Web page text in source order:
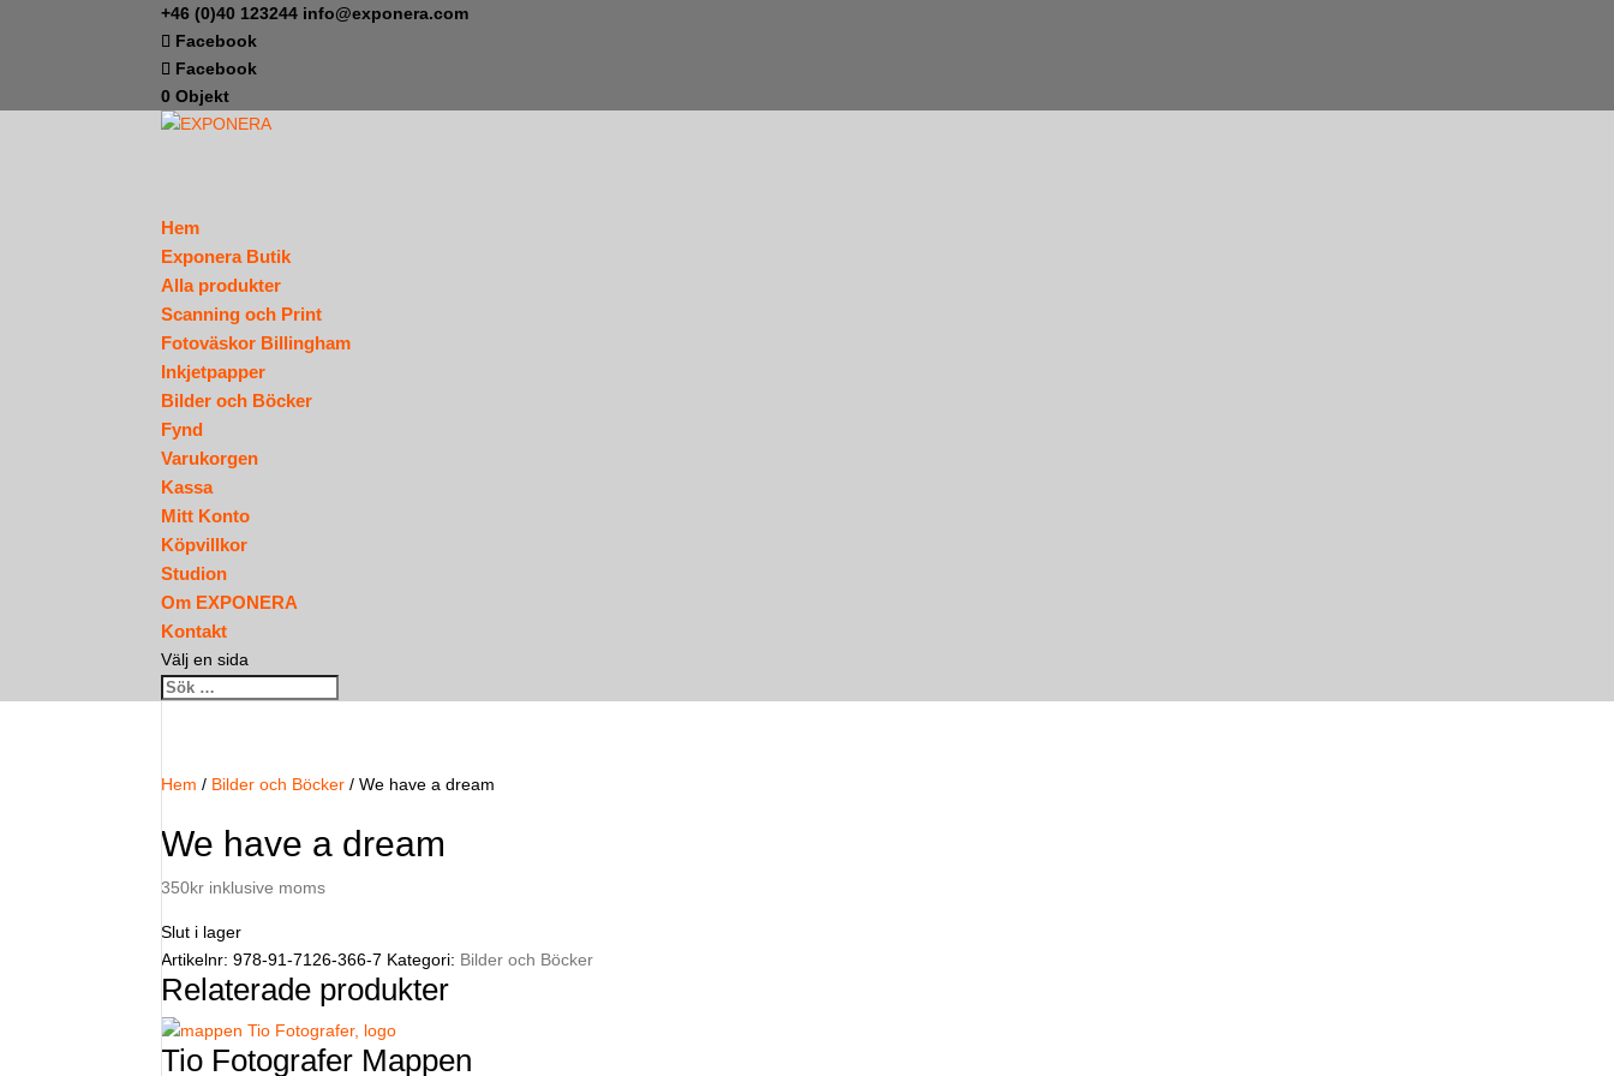
+46 (0)40 123244 info@exponera.com
Facebook
Facebook
0 Objekt
Hem
Exponera Butik
Alla produkter
Scanning och Print
Fotoväskor Billingham
Inkjetpapper
Bilder och Böcker
Fynd
Varukorgen
Kassa
Mitt Konto
Köpvillkor
Studion
Om EXPONERA
Kontakt
Välj en sida
Hem / Bilder och Böcker / We have a dream
We have a dream
350kr inklusive moms
Slut i lager
Artikelnr:978-91-7126-366-7 Kategori: Bilder och Böcker
Relaterade produkter
Tio Fotografer Mappen